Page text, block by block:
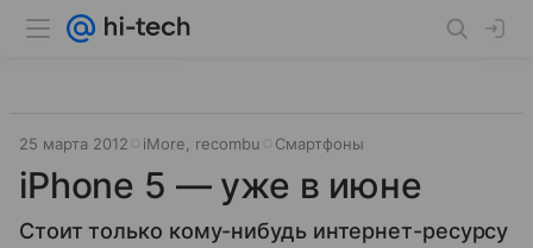
25 марта 2012 iMore, recombu Смартфоны
iPhone 5 — уже в июне
Стоит только кому-нибудь интернет-ресурсу